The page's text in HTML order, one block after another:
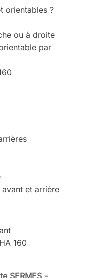
orientables ?
ou à droite
par
et arrière
160
SERMES -